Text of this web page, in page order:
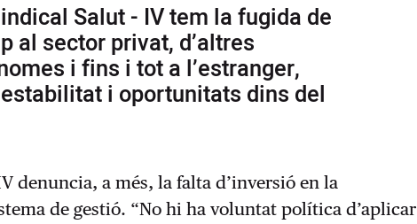
Salut - IV tem la fugida de
al sector privat, d’altres
i fins i tot a l’estranger,
i oportunitats dins del
denuncia, a més, la falta d’inversió en la
de gestió. “No hi ha voluntat política d’aplicar